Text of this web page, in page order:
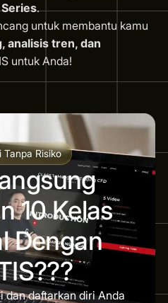
.
untuk membantu kamu
analisis tren, dan
untuk Anda!
Tanpa Risiko
10 Kelas
Dengan
dan daftarkan diri Anda